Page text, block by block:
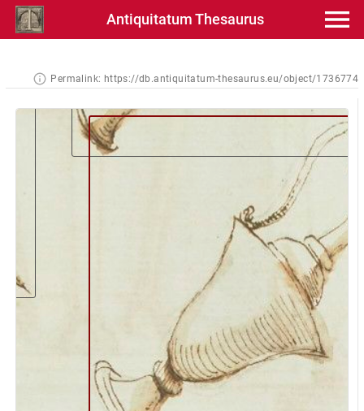
Antiquitatum Thesaurus
Permalink: https://db.antiquitatum-thesaurus.eu/object/1736774